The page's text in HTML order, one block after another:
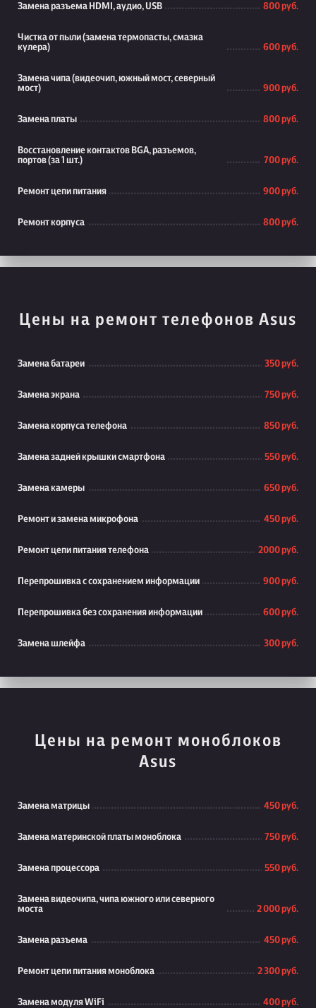
Замена разъема HDMI, аудио, USB 800 руб.
Чистка от пыли (замена термопасты, смазка
кулера)
600 руб.
Замена чипа (видеочип, южный мост, северный
мост)
900 руб.
Замена платы 800 руб.
Восстановление контактов BGA, разъемов,
портов (за 1 шт.)
700 руб.
Ремонт цепи питания 900 руб.
Ремонт корпуса 800 руб.
Цены на ремонт телефонов Asus
Замена батареи 350 руб.
Замена экрана 750 руб.
Замена корпуса телефона 850 руб.
Замена задней крышки смартфона 550 руб.
Замена камеры 650 руб.
Ремонт и замена микрофона 450 руб.
Ремонт цепи питания телефона 2000 руб.
Перепрошивка с сохранением информации 900 руб.
Перепрошивка без сохранения информации 600 руб.
Замена шлейфа 300 руб.
Цены на ремонт моноблоков
Asus
Замена матрицы 450 руб.
Замена материнской платы моноблока 750 руб.
Замена процессора 550 руб.
Замена видеочипа, чипа южного или северного
моста
2 000 руб.
Замена разъема 450 руб.
Ремонт цепи питания моноблока 2 300 руб.
Замена модуля WiFi 400 руб.